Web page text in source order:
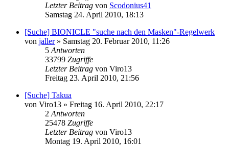
Letzter Beitrag von Scodonius41
Samstag 24. April 2010, 18:13
[Suche] BIONICLE "suche nach den Masken"-Regelwerk
von jaller» Samstag 20. Februar 2010, 11:26
5 Antworten
33799 Zugriffe
Letzter Beitrag von Viro13
Freitag 23. April 2010, 21:56
[Suche] Takua
von Viro13 » Freitag 16. April 2010, 22:17
2 Antworten
25478 Zugriffe
Letzter Beitrag von Viro13
Montag 19. April 2010, 16:01